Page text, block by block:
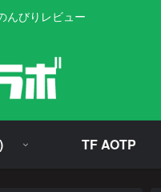
んびりレビュー
TF AOTP